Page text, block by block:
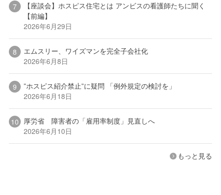
【座談会】ホスピス住宅とは アンビスの看護師たちに聞く
【前編】
2026年6月29日
エムスリー、ワイズマンを完全子会社化
2026年6月8日
”ホスピス紹介禁止”に疑問 「例外規定の検討を」
2026年6月18日
厚労省 障害者の「雇用率制度」見直しへ
2026年6月10日
もっと見る